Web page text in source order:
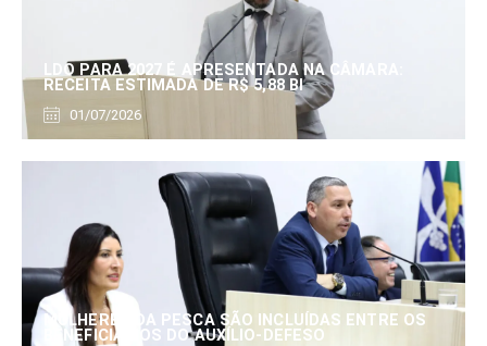
LDO PARA 2027 É APRESENTADA NA CÂMARA:
RECEITA ESTIMADA DE R$ 5,88 BI
01/07/2026
MULHERES DA PESCA SÃO INCLUÍDAS ENTRE OS
BENEFICIÁRIOS DO AUXÍLIO-DEFESO